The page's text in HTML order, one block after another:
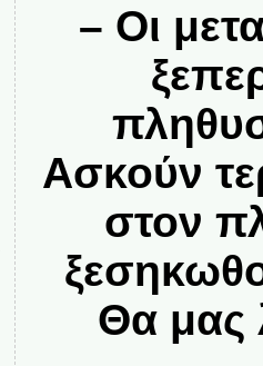
– Οι
Ασκούν
στον
Θα μας